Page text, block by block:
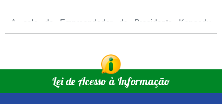
A sala do Empreendedor de Presidente Kennedy
recebeu o Selo Sebrae de Referência em atendimento, o
atesta a qualidade dos serviços prestados aos
empreendedores locais.
O Selo Sebrae nasceu inspirado nos casos de sucesso,
que merecem o reconhecimento nacional, que se
tornaram referência, nas melhorias da gestão, e na
qualidade dos atendimentos prestados nesses espaços.
Lei de Acesso à Informação